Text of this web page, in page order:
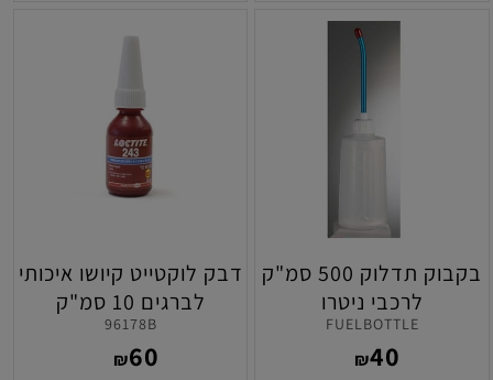
בקבוק תדלוק 500 סמ"ק
לרכבי ניטרו
FUELBOTTLE
₪40
דבק לוקטייט קיושו איכותי
לברגים 10 סמ"ק
96178B
₪60